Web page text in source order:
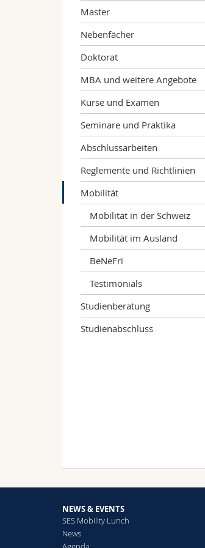
Master
Nebenfächer
Doktorat
MBA und weitere Angebote
Kurse und Examen
Seminare und Praktika
Abschlussarbeiten
Reglemente und Richtlinien
Mobilität
Mobilität in der Schweiz
Mobilität im Ausland
BeNeFri
Testimonials
Studienberatung
Studienabschluss
NEWS & EVENTS
SES Mobility Lunch
News